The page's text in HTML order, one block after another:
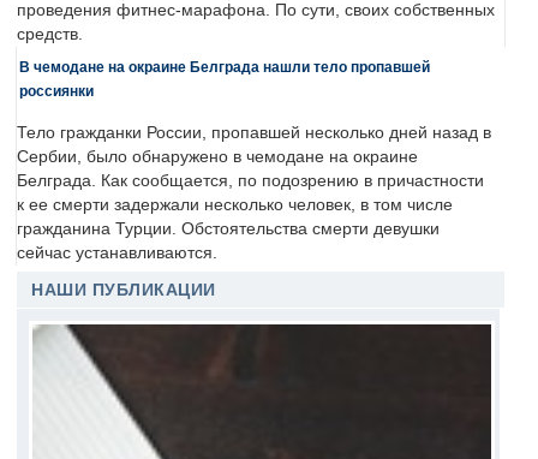
проведения фитнес-марафона. По сути, своих собственных
средств.
В чемодане на окраине Белграда нашли тело пропавшей
россиянки
Тело гражданки России, пропавшей несколько дней назад в
Сербии, было обнаружено в чемодане на окраине
Белграда. Как сообщается, по подозрению в причастности
к ее смерти задержали несколько человек, в том числе
гражданина Турции. Обстоятельства смерти девушки
сейчас устанавливаются.
НАШИ ПУБЛИКАЦИИ